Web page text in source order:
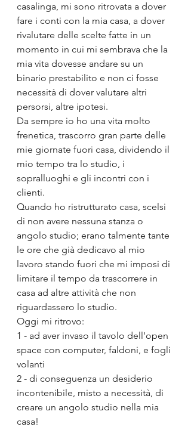
casalinga, mi sono ritrovata a dover
fare i conti con la mia casa, a dover
rivalutare delle scelte fatte in un
momento in cui mi sembrava che la
mia vita dovesse andare su un
binario prestabilito e non ci fosse
necessità di dover valutare altri
persorsi, altre ipotesi.
Da sempre io ho una vita molto
frenetica, trascorro gran parte delle
mie giornate fuori casa, dividendo il
mio tempo tra lo studio, i
sopralluoghi e gli incontri con i
clienti.
Quando ho ristrutturato casa, scelsi
di non avere nessuna stanza o
angolo studio; erano talmente tante
le ore che già dedicavo al mio
lavoro stando fuori che mi imposi di
limitare il tempo da trascorrere in
casa ad altre attività che non
riguardassero lo studio.
Oggi mi ritrovo:
1 - ad aver invaso il tavolo dell'open
space con computer, faldoni, e fogli
volanti
2 - di conseguenza un desiderio
incontenibile, misto a necessità, di
creare un angolo studio nella mia
casa!